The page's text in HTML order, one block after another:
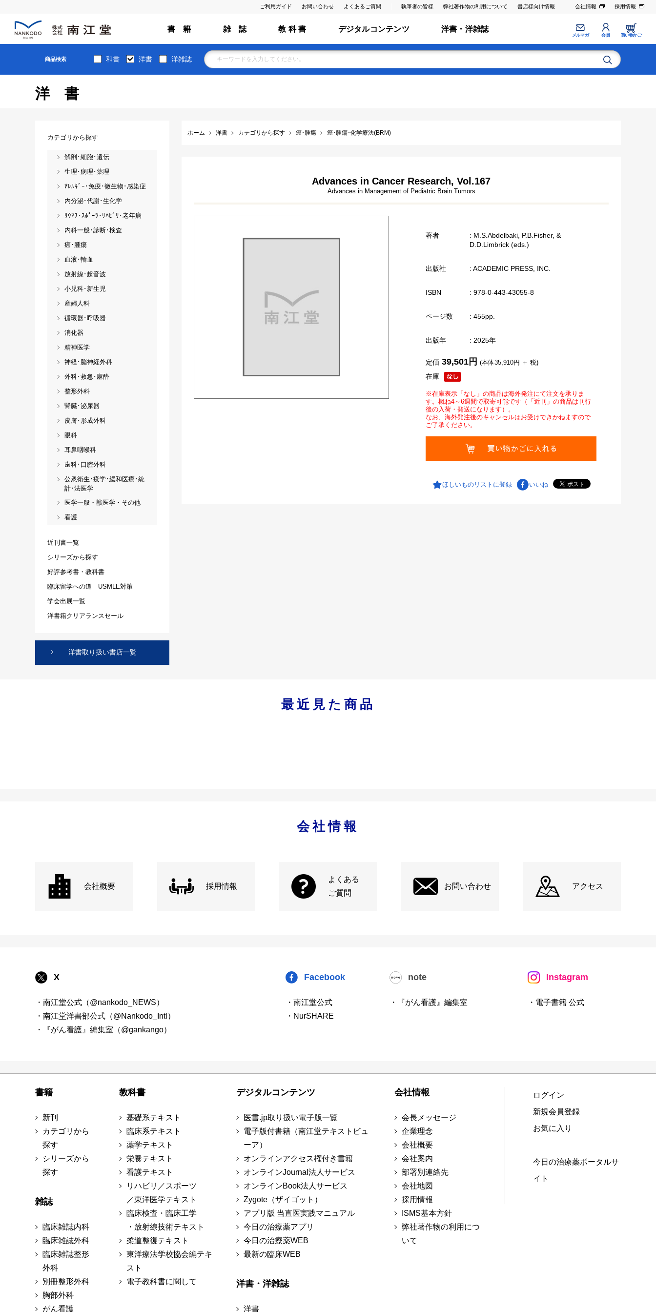
ご利用ガイド お問い合わせ よくあるご質問 執筆者の皆様 弊社著作物の利用について 書店様向け情報 会社情報 採用情報
書 籍 雑 誌 教 科 書 デジタルコンテンツ 洋書・洋雑誌
メルマガ 会員 買い物かご
商品検索 和書 洋書 洋雑誌
洋書
ホーム 洋書 カテゴリから探す 癌･腫瘍 癌･腫瘍･化学療法(BRM)
Advances in Cancer Research, Vol.167
Advances in Management of Pediatric Brain Tumors
著者
: M.S.Abdelbaki, P.B.Fisher, &
D.D.Limbrick (eds.)
出版社 : ACADEMIC PRESS, INC.
ISBN : 978-0-443-43055-8
ページ数 : 455pp.
出版年 : 2025年
在庫
定価 39,501円 (本体35,910円 ＋ 税)
※在庫表示「なし」の商品は海外発注にて注文を承りま
す。概ね4～6週間で取寄可能です（「近刊」の商品は刊行
後の入荷・発送になります）。
なお、海外発注後のキャンセルはお受けできかねますので
ご了承ください。
ほしいものリストに登録 いいね
カテゴリから探す
解剖･細胞･遺伝
生理･病理･薬理
ｱﾚﾙｷﾞｰ･免疫･微生物･感染症
内分泌･代謝･生化学
ﾘｳﾏﾁ･ｽﾎﾟｰﾂ･ﾘﾊﾋﾞﾘ･老年病
内科一般･診断･検査
癌･腫瘍
血液･輸血
放射線･超音波
小児科･新生児
産婦人科
循環器･呼吸器
消化器
精神医学
神経･脳神経外科
外科･救急･麻酔
整形外科
腎臓･泌尿器
皮膚･形成外科
眼科
耳鼻咽喉科
歯科･口腔外科
公衆衛生･疫学･緩和医療･統
計･法医学
医学一般・獣医学・その他
看護
近刊書一覧
シリーズから探す
好評参考書・教科書
臨床留学への道 USMLE対策
学会出展一覧
洋書籍クリアランスセール
洋書取り扱い書店一覧
最近見た商品
会社情報
会社概要 採用情報
よくある
ご質問
お問い合わせ アクセス
X
・南江堂公式（@nankodo_NEWS）
・南江堂洋書部公式（@Nankodo_Intl）
・『がん看護』編集室（@gankango）
Facebook
・南江堂公式
・NurSHARE
note
・『がん看護』編集室
Instagram
・電子書籍 公式
書籍
新刊
カテゴリから
探す
シリーズから
探す
雑誌
臨床雑誌内科
臨床雑誌外科
臨床雑誌整形
外科
別冊整形外科
胸部外科
がん看護
教科書
基礎系テキスト
臨床系テキスト
薬学テキスト
栄養テキスト
看護テキスト
リハビリ／スポーツ
／東洋医学テキスト
臨床検査・臨床工学
・放射線技術テキスト
柔道整復テキスト
東洋療法学校協会編テキ
スト
電子教科書に関して
デジタルコンテンツ
医書.jp取り扱い電子版一覧
電子版付書籍（南江堂テキストビュ
ーア）
オンラインアクセス権付き書籍
オンラインJournal法人サービス
オンラインBook法人サービス
Zygote（ザイゴット）
アプリ版 当直医実践マニュアル
今日の治療薬アプリ
今日の治療薬WEB
最新の臨床WEB
洋書・洋雑誌
洋書
会社情報
会長メッセージ
企業理念
会社概要
会社案内
部署別連絡先
会社地図
採用情報
ISMS基本方針
弊社著作物の利用につ
いて
ログイン
新規会員登録
お気に入り
今日の治療薬ポータルサ
イト